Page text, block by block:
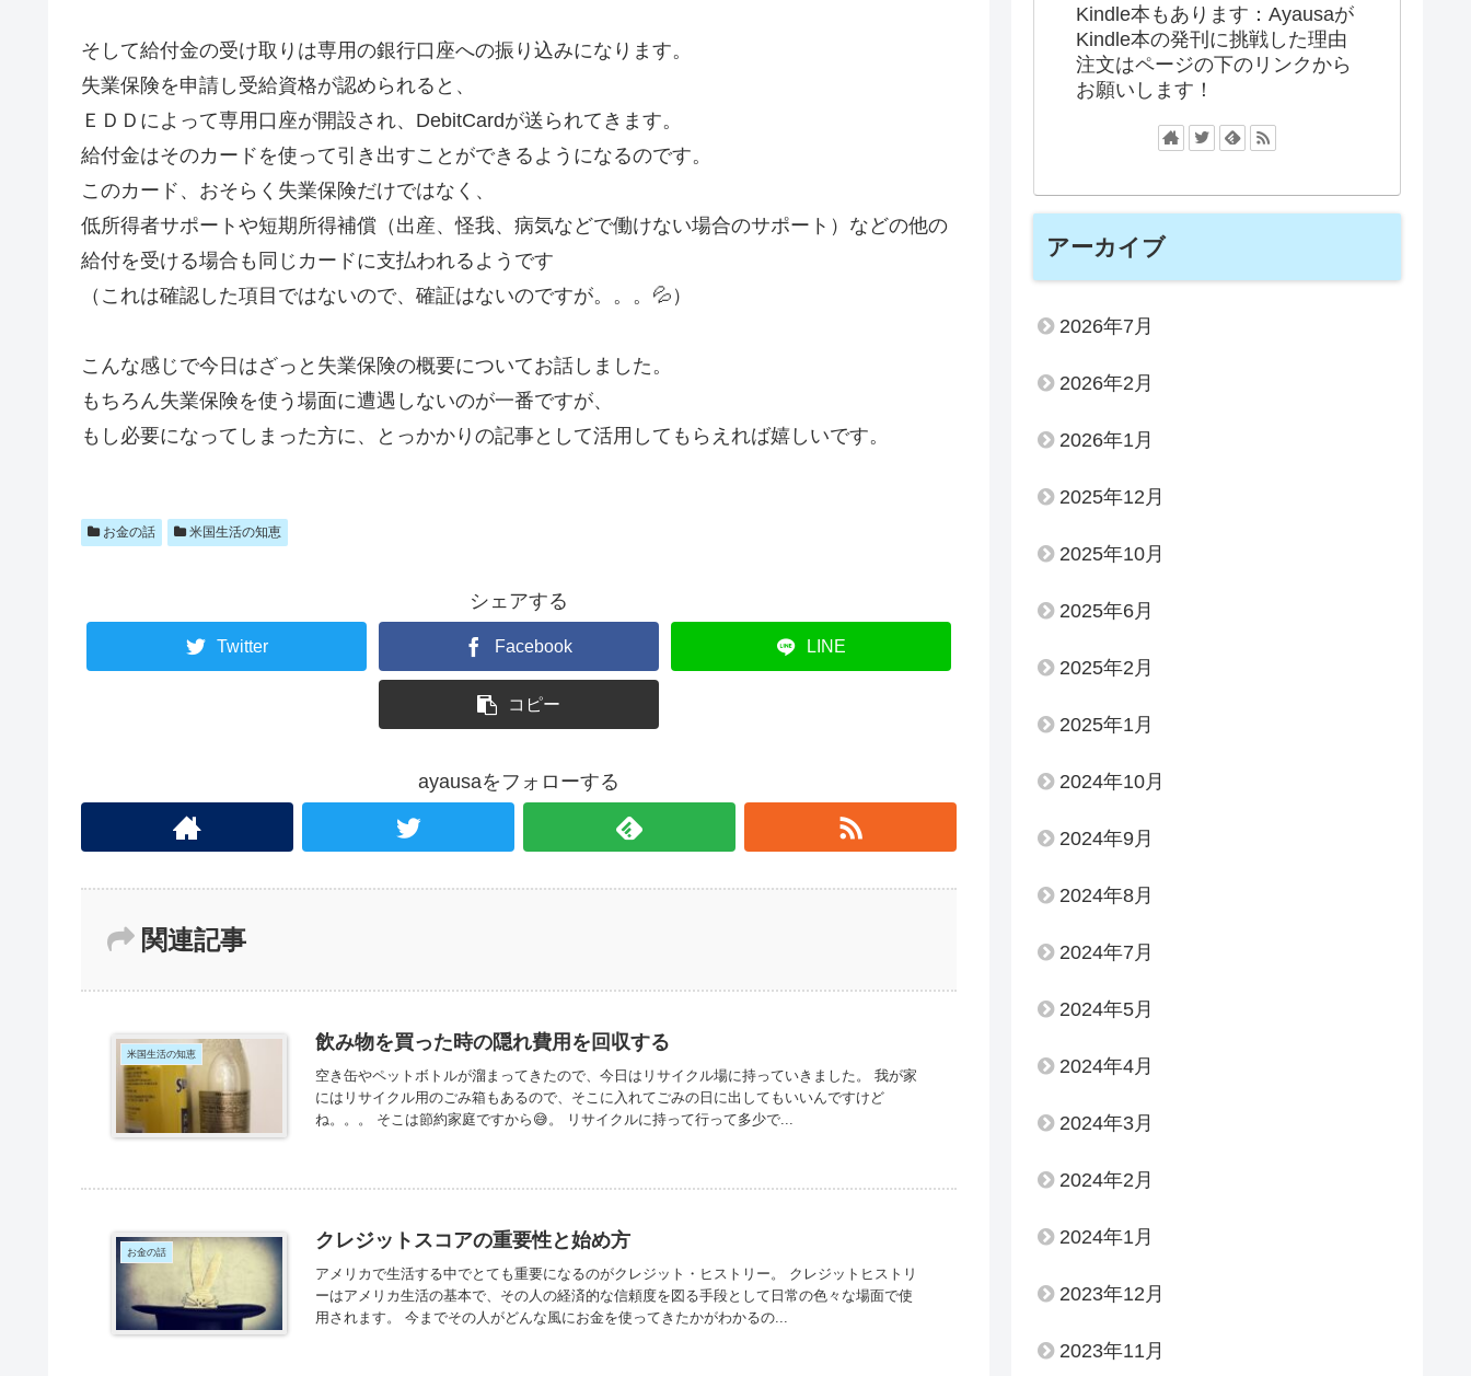
そして給付金の受け取りは専用の銀行口座への振り込みになります。
失業保険を申請し受給資格が認められると、
ＥＤＤによって専用口座が開設され、DebitCardが送られてきます。
給付金はそのカードを使って引き出すことができるようになるのです。
このカード、おそらく失業保険だけではなく、
低所得者サポートや短期所得補償（出産、怪我、病気などで働けない場合のサポート）などの他の
給付を受ける場合も同じカードに支払われるようです
（これは確認した項目ではないので、確証はないのですが。。。💦）
こんな感じで今日はざっと失業保険の概要についてお話しました。
もちろん失業保険を使う場面に遭遇しないのが一番ですが、
もし必要になってしまった方に、とっかかりの記事として活用してもらえれば嬉しいです。
お金の話 米国生活の知恵
シェアする
Twitter Facebook LINE
コピー
ayausaをフォローする
関連記事
米国生活の知恵
飲み物を買った時の隠れ費用を回収する
空き缶やペットボトルが溜まってきたので、今日はリサイクル場に持っていきました。 我が家
にはリサイクル用のごみ箱もあるので、そこに入れてごみの日に出してもいいんですけど
ね。。。 そこは節約家庭ですから😅。 リサイクルに持って行って多少で...
お金の話
クレジットスコアの重要性と始め方
アメリカで生活する中でとても重要になるのがクレジット・ヒストリー。 クレジットヒストリ
ーはアメリカ生活の基本で、その人の経済的な信頼度を図る手段として日常の色々な場面で使
用されます。 今までその人がどんな風にお金を使ってきたかがわかるの...
Kindle本もあります：Ayausaが
Kindle本の発刊に挑戦した理由
注文はページの下のリンクから
お願いします！
アーカイブ
2026年7月
2026年2月
2026年1月
2025年12月
2025年10月
2025年6月
2025年2月
2025年1月
2024年10月
2024年9月
2024年8月
2024年7月
2024年5月
2024年4月
2024年3月
2024年2月
2024年1月
2023年12月
2023年11月